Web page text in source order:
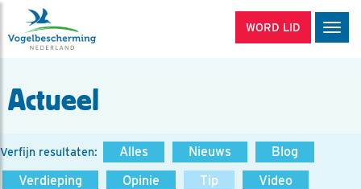
WORD LID
Actueel
Verfijn resultaten: Alles Nieuws
Blog
Verdieping
Opinie Tip
Video